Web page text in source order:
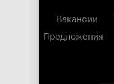
Вакансии
Предложения